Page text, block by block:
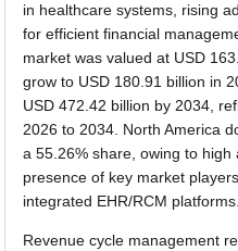
in healthcare systems, rising
for efficient financial
market was valued at USD
grow to USD 180.91 billion in
USD 472.42 billion by 2034,
2026 to 2034. North America
a 55.26% share, owing to
presence of key market
integrated EHR/RCM platforms.
Revenue cycle management